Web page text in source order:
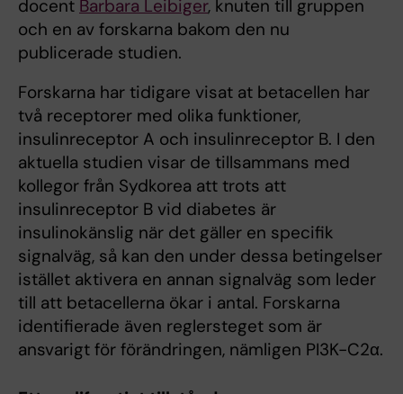
docent Barbara Leibiger, knuten till gruppen
och en av forskarna bakom den nu
publicerade studien.
Forskarna har tidigare visat at betacellen har
två receptorer med olika funktioner,
insulinreceptor A och insulinreceptor B. I den
aktuella studien visar de tillsammans med
kollegor från Sydkorea att trots att
insulinreceptor B vid diabetes är
insulinokänslig när det gäller en specifik
signalväg, så kan den under dessa betingelser
istället aktivera en annan signalväg som leder
till att betacellerna ökar i antal. Forskarna
identifierade även reglersteget som är
ansvarigt för förändringen, nämligen PI3K-C2α.